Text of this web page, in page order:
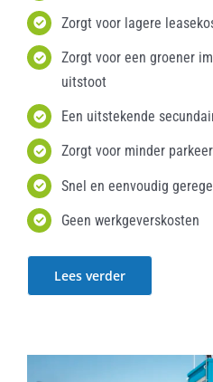
Zorgt voor lagere
Zorgt voor een groener
uitstoot
Een uitstekende
Zorgt voor minder
Snel en eenvoudig
Geen werkgeverskosten
Lees verder